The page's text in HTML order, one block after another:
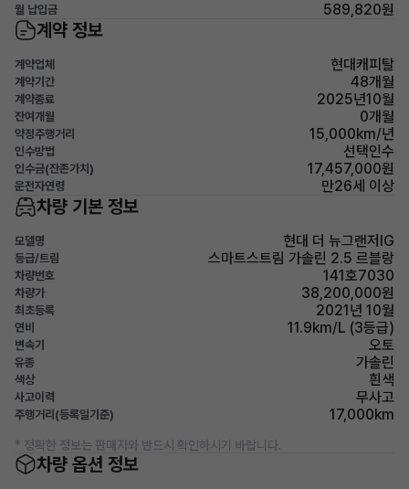
월 납입금 589,820원
계약 정보
계약업체 현대캐피탈
계약기간 48개월
계약종료 2025년10월
잔여개월 0개월
약정주행거리 15,000km/년
인수방법 선택인수
인수금(잔존가치) 17,457,000원
운전자연령 만26세 이상
차량 기본 정보
모델명 현대 더 뉴그랜저IG
등급/트림 스마트스트림 가솔린 2.5 르블랑
차량번호 141호7030
차량가 38,200,000원
최초등록 2021년 10월
연비 11.9km/L (3등급)
변속기 오토
유종 가솔린
색상 흰색
사고이력 무사고
주행거리(등록일기준) 17,000km
* 정확한 정보는 판매자와 반드시 확인하시기 바랍니다.
차량 옵션 정보